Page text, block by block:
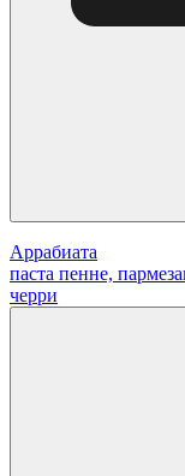
Аррабиата
паста пенне,
черри